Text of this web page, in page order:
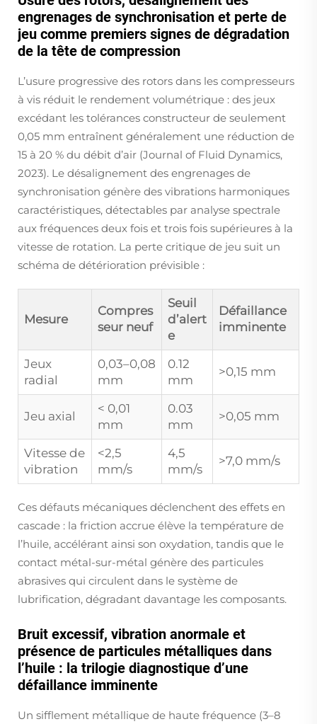
engrenages de synchronisation et perte de
jeu comme premiers signes de dégradation
de la tête de compression
L’usure progressive des rotors dans les compresseurs
à vis réduit le rendement volumétrique : des jeux
excédant les tolérances constructeur de seulement
0,05 mm entraînent généralement une réduction de
15 à 20 % du débit d’air (Journal of Fluid Dynamics,
2023). Le désalignement des engrenages de
synchronisation génère des vibrations harmoniques
caractéristiques, détectables par analyse spectrale
aux fréquences deux fois et trois fois supérieures à la
vitesse de rotation. La perte critique de jeu suit un
schéma de détérioration prévisible :
Mesure
Compres
seur neuf
Seuil
d’alert
e
Défaillance
imminente
Jeux
radial
0,03–0,08
mm
0.12
mm
>0,15 mm
Jeu axial
< 0,01
mm
0.03
mm
>0,05 mm
Vitesse de
vibration
<2,5
mm/s
4,5
mm/s
>7,0 mm/s
Ces défauts mécaniques déclenchent des effets en
cascade : la friction accrue élève la température de
l’huile, accélérant ainsi son oxydation, tandis que le
contact métal-sur-métal génère des particules
abrasives qui circulent dans le système de
lubrification, dégradant davantage les composants.
Bruit excessif, vibration anormale et
présence de particules métalliques dans
l’huile : la trilogie diagnostique d’une
défaillance imminente
Un sifflement métallique de haute fréquence (3–8